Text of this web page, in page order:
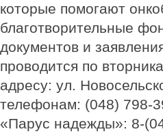
которые помогают
благотворительные
документов и
проводится по
адресу: ул.
телефонам: (048) 798-
«Парус надежды»: 8-